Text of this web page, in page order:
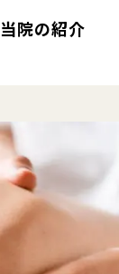
当院の紹介